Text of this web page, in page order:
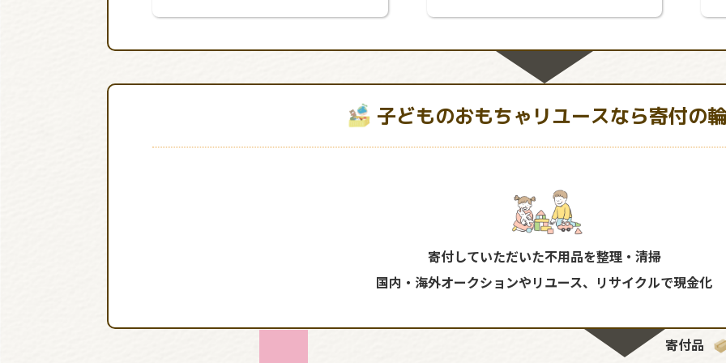
子どものおもちゃリユースなら寄付の
寄付していただいた不用品を整理・清掃
国内・海外オークションやリユース、リサイクルで現金化
寄付品